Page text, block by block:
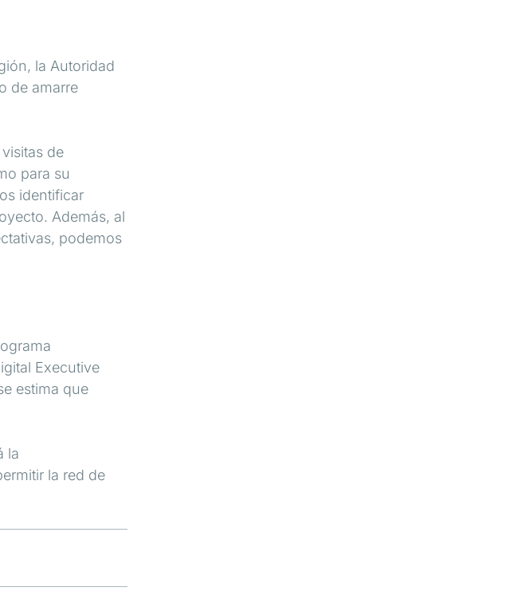
la Autoridad
de amarre
de
para su
identificar
Además, al
podemos
Executive
estima que
la
la red de